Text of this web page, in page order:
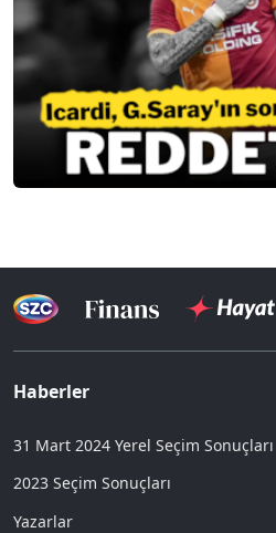
Haberler
31 Mart 2024 Yerel Seçim Sonuçları
2023 Seçim Sonuçları
Yazarlar